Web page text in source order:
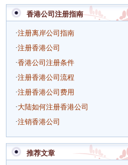
香港公司注册指南
·注册离岸公司指南
·注册香港公司
·香港公司注册条件
·注册香港公司流程
·注册香港公司费用
·大陆如何注册香港公司
·注销香港公司
推荐文章